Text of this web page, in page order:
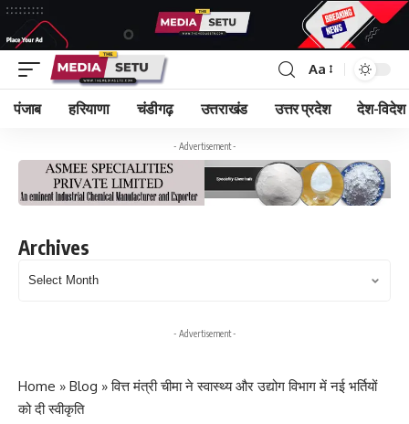
Aa
पंजाब हरियाणा चंडीगढ़ उत्तराखंड उत्तर प्रदेश देश-विदेश
- Advertisement -
Archives
- Advertisement -
Home » Blog »वित्त मंत्री चीमा ने स्वास्थ्य और उद्योग विभाग में नई भर्तियों
को दी स्वीकृति